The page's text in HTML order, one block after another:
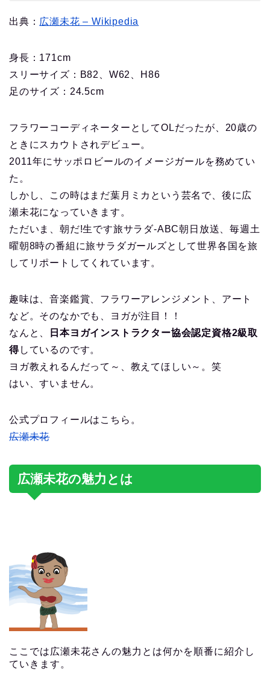
出典： 広瀬未花 – Wikipedia
身長：171cm
スリーサイズ：B82、W62、H86
足のサイズ：24.5cm
フラワーコーディネーターとしてOLだったが、20歳の
ときにスカウトされデビュー。
2011年にサッポロビールのイメージガールを務めてい
た。
しかし、この時はまだ葉月ミカという芸名で、後に広
瀬未花になっていきます。
ただいま、朝だ!生です旅サラダ-ABC朝日放送、毎週土
曜朝8時の番組に旅サラダガールズとして世界各国を旅
してリポートしてくれています。
趣味は、音楽鑑賞、フラワーアレンジメント、アート
など。そのなかでも、ヨガが注目！！
なんと、
日本ヨガインストラクター協会認定資格2級取
得しているのです。
ヨガ教えれるんだって～、教えてほしい～。笑
はい、すいません。
公式プロフィールはこちら。
広瀬未花
広瀬未花の魅力とは
ここでは広瀬未花さんの魅力とは何かを順番に紹介し
ていきます。